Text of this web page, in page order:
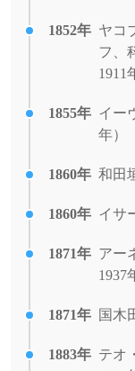
1852年 ヤコ
フ、
1911
1855年 イー
年）
1860年 和田
1860年 イサ
1871年 アー
1937
1871年 国木
1883年 テオ